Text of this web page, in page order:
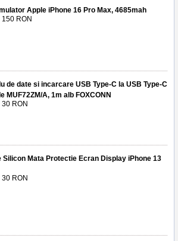
Apple iPhone 16 Pro Max, 4685mah
150 RON
de date si incarcare USB Type-C la USB Type-C
MUF72ZM/A, 1m alb FOXCONN
30 RON
Silicon Mata Protectie Ecran Display iPhone 13
30 RON